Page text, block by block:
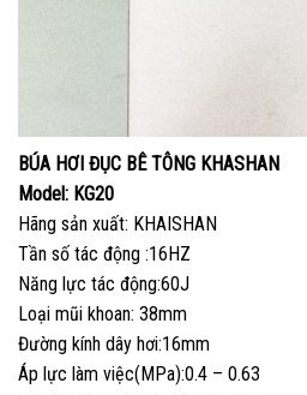
BÚA HƠI ĐỤC BÊ TÔNG KHASHAN
Model: KG20
Hãng sản xuất: KHAISHAN
Tần số tác động :16HZ
Năng lực tác động:60J
Loại mũi khoan: 38mm
Đường kính dây hơi:16mm
Áp lực làm việc(MPa):0.4 – 0.63